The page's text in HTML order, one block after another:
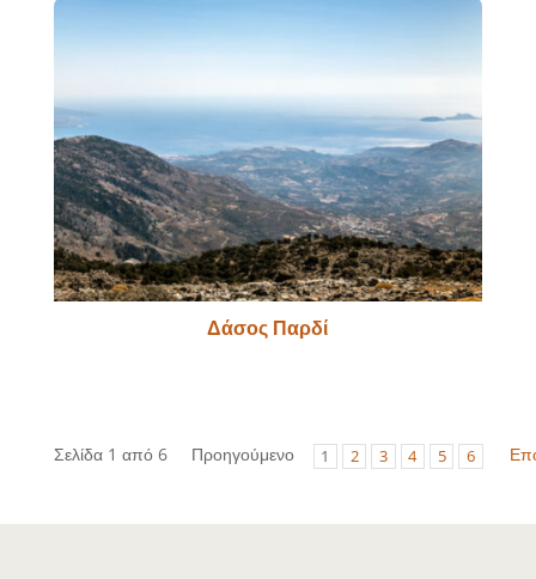
Δάσος Παρδί
Σελίδα 1 από 6 Προηγούμενο 1 2 3 4 5 6